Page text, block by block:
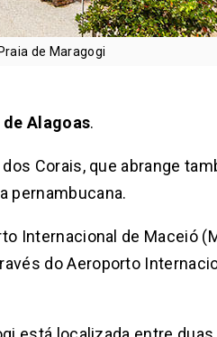
Praia de Maragogi
Alagoas.
Corais, que abrange
pernambucana.
Internacional de Maceió
do Aeroporto